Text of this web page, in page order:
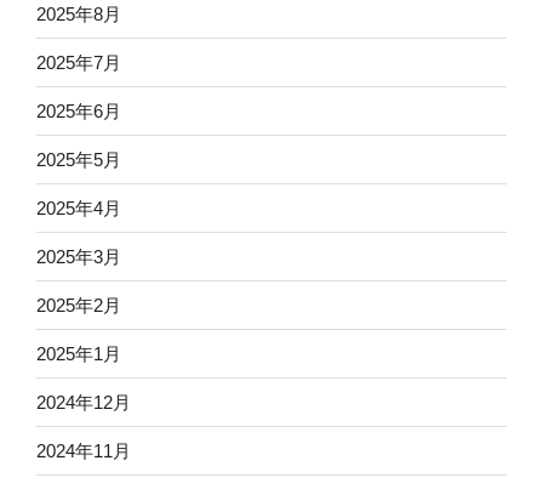
2025年8月
2025年7月
2025年6月
2025年5月
2025年4月
2025年3月
2025年2月
2025年1月
2024年12月
2024年11月